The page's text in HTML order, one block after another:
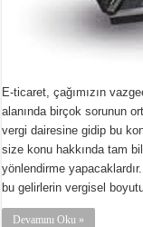
E-ticaret, çağımızın
alanında birçok sorunun
vergi dairesine gidip bu
size konu hakkında tam
yönlendirme
bu gelirlerin vergisel
Devamını Oku »